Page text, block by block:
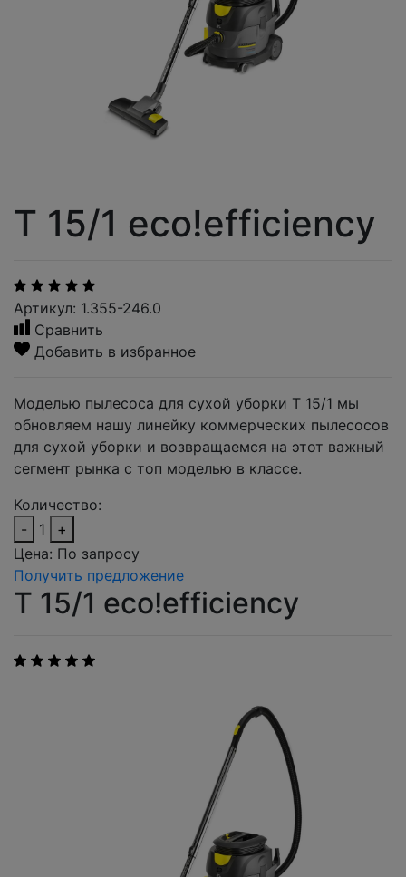
T 15/1 eco!efficiency
Артикул: 1.355-246.0
Сравнить
Добавить в избранное
Моделью пылесоса для сухой уборки T 15/1 мы
обновляем нашу линейку коммерческих пылесосов
для сухой уборки и возвращаемся на этот важный
сегмент рынка с топ моделью в классе.
Количество:
-
1
+
Цена: По запросу
Получить предложение
T 15/1 eco!efficiency